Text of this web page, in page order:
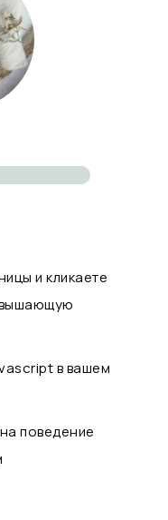
и кликаете
в вашем
поведение